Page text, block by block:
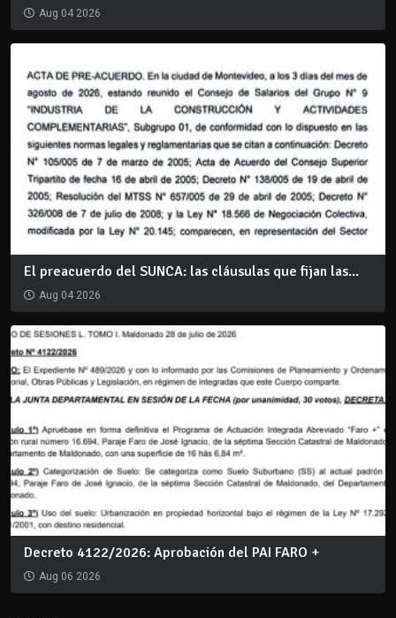
Aug 04 2026
El preacuerdo del SUNCA: las cláusulas que fijan las...
Aug 04 2026
Decreto 4122/2026: Aprobación del PAI FARO +
Aug 06 2026